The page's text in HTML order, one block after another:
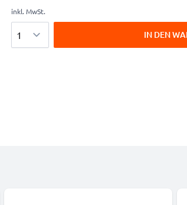
inkl. MwSt.
IN DEN